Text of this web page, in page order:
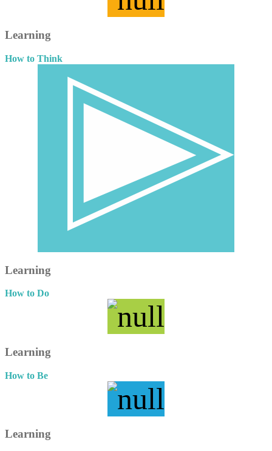
Learning
How to Think
Learning
How to Do
Learning
How to Be
Learning